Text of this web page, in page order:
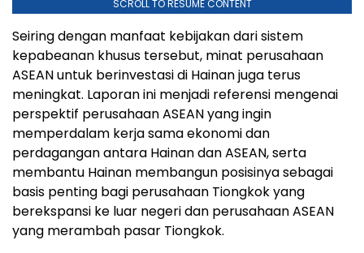
SCROLL TO RESUME CONTENT
Seiring dengan manfaat kebijakan dari sistem
kepabeanan khusus tersebut, minat perusahaan
ASEAN untuk berinvestasi di Hainan juga terus
meningkat. Laporan ini menjadi referensi mengenai
perspektif perusahaan ASEAN yang ingin
memperdalam kerja sama ekonomi dan
perdagangan antara Hainan dan ASEAN, serta
membantu Hainan membangun posisinya sebagai
basis penting bagi perusahaan Tiongkok yang
berekspansi ke luar negeri dan perusahaan ASEAN
yang merambah pasar Tiongkok.